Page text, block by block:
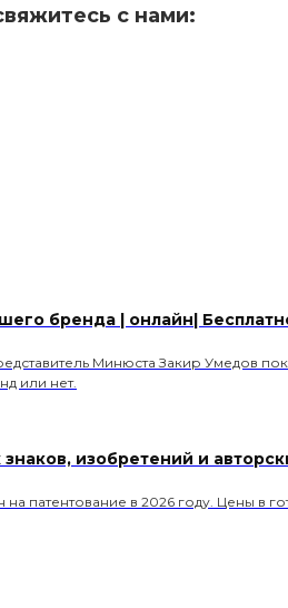
с нами:
бренда | онлайн|
Минюста Закир Умедов
или нет.
изобретений и
на патентование в 2026 году. Цены в